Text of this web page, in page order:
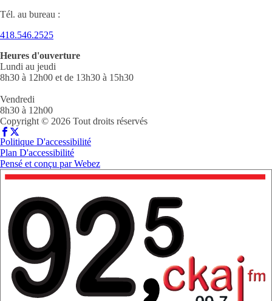
Tél. au bureau :
418.546.2525
Heures d'ouverture
Lundi au jeudi
8h30 à 12h00 et de 13h30 à 15h30
Vendredi
8h30 à 12h00
Copyright © 2026 Tout droits réservés
Politique D'accessibilité
Plan D'accessibilité
Pensé et conçu parWebez